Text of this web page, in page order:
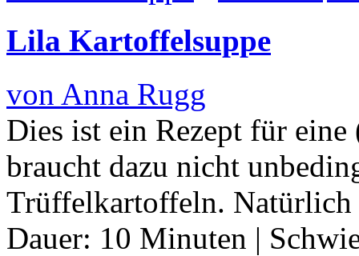
Lila Kartoffelsuppe
von Anna Rugg
Dies ist ein Rezept für
braucht dazu nicht
Trüffelkartoffeln.
Dauer: 10 Minuten |